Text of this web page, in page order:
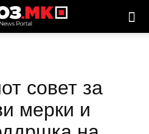
совет за
мерки и